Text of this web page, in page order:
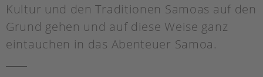
Kultur und den Traditionen Samoas auf den
Grund gehen und auf diese Weise ganz
eintauchen in das Abenteuer Samoa.